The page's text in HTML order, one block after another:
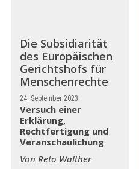
Die Subsidiarität
des Europäischen
Gerichtshofs für
Menschenrechte
24. September 2023
Versuch einer
Erklärung,
Rechtfertigung und
Veranschaulichung
Von Reto Walther